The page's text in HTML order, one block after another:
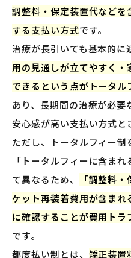
調整料・保定装置代など
する支払い方式です。
治療が長引いても基本的に
用の見通しが立てやすく
できるという点がトータ
あり、長期間の治療が必
安心感が高い支払い方式と
ただし、トータルフィー
「トータルフィーに含ま
て異なるため、
「調整料
ケット再装着費用が含ま
に確認することが費用ト
です。
都度払い制とは、 矯正装置